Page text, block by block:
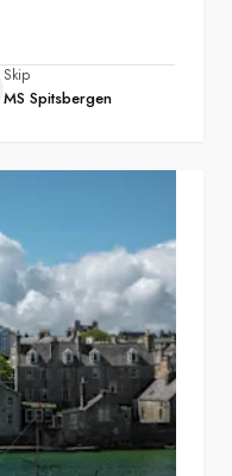
Skip
MS Spitsbergen